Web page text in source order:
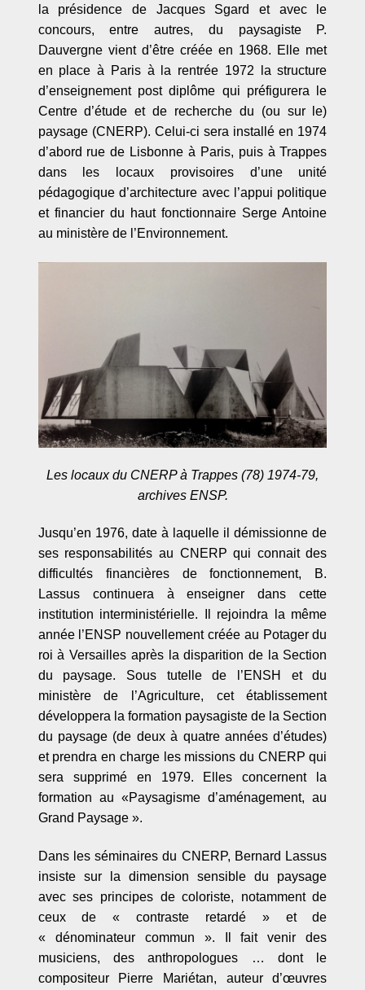
la présidence de Jacques Sgard et avec le
concours, entre autres, du paysagiste P.
Dauvergne vient d’être créée en 1968. Elle met
en place à Paris à la rentrée 1972 la structure
d’enseignement post diplôme qui préfigurera le
Centre d’étude et de recherche du (ou sur le)
paysage (CNERP). Celui-ci sera installé en 1974
d’abord rue de Lisbonne à Paris, puis à Trappes
dans les locaux provisoires d’une unité
pédagogique d’architecture avec l ’appui politique
et financier du haut fonctionnaire Serge Antoine
au ministère de l ’Environnement.
Les locaux du CNERP à Trappes (78) 1974-79,
archives ENSP.
Jusqu’en 1976, date à laquelle il démissionne de
ses responsabilités au CNERP qui connait des
difficultés financières de fonctionnement, B.
Lassus continuera à enseigner dans cette
institution interministérielle. Il rejoindra la même
année l ’ENSP nouvellement créée au Potager du
roi à Versailles après la disparition de la Section
du paysage. Sous tutelle de l ’ENSH et du
ministère de l ’Agriculture, cet établissement
développera la formation paysagiste de la Section
du paysage (de deux à quatre années d’études)
et prendra en charge les missions du CNERP qui
sera supprimé en 1979. Elles concernent la
formation au «Paysagisme d’aménagement, au
Grand Paysage».
Dans les séminaires du CNERP, Bernard Lassus
insiste sur la dimension sensible du paysage
avec ses principes de coloriste, notamment de
ceux de«contraste retardé » et de
« dénominateur commun ». Il fait venir des
musiciens, des anthropologues … dont le
compositeur Pierre Mariétan, auteur d’œuvres